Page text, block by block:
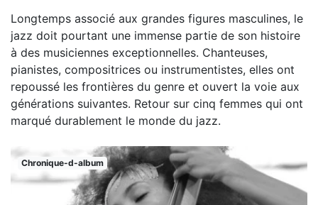
Longtemps associé aux grandes figures masculines, le
jazz doit pourtant une immense partie de son histoire
à des musiciennes exceptionnelles. Chanteuses,
pianistes, compositrices ou instrumentistes, elles ont
repoussé les frontières du genre et ouvert la voie aux
générations suivantes. Retour sur cinq femmes qui ont
marqué durablement le monde du jazz.
Chronique-d-album